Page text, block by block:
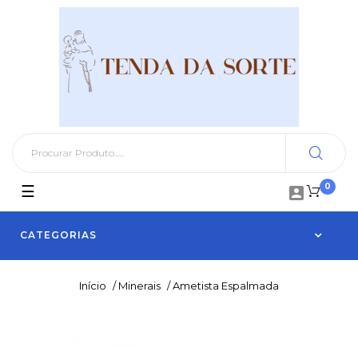
0

CATEGORIAS
Toggle
navigation
☰
Início / Minerais /Ametista Espalmada